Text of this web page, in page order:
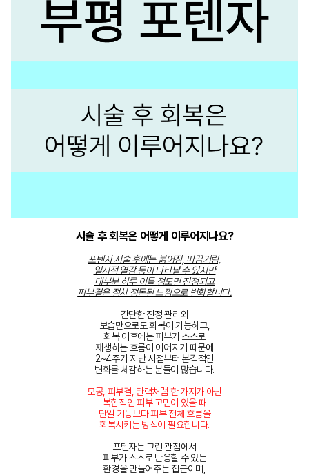
시술 후 회복은 어떻게 이루어지나요?
포텐자 시술 후에는 붉어짐, 따끔거림,
일시적 열감 등이 나타날 수 있지만
대부분 하루 이틀 정도면 진정되고
피부결은 점차 정돈된 느낌으로 변화합니다.
간단한 진정 관리와
보습만으로도 회복이 가능하고,
회복 이후에는 피부가 스스로
재생하는 흐름이 이어지기 때문에
2~4주가 지난 시점부터 본격적인
변화를 체감하는 분들이 많습니다.
모공, 피부결, 탄력처럼 한 가지가 아닌
복합적인 피부 고민이 있을 때
단일 기능보다 피부 전체 흐름을
회복시키는 방식이 필요합니다.
포텐자는 그런 관점에서
피부가 스스로 반응할 수 있는
환경을 만들어주는 접근이며,